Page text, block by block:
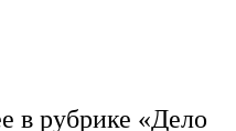
в рубрике «Дело